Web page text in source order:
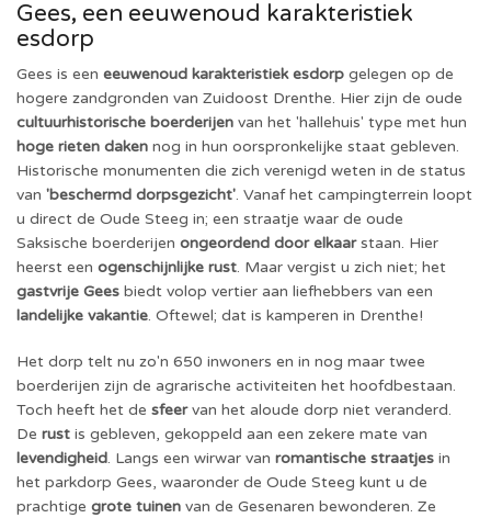
Gees, een eeuwenoud karakteristiek
esdorp
Gees is een eeuwenoud karakteristiek esdorp gelegen op de
hogere zandgronden van Zuidoost Drenthe. Hier zijn de oude
cultuurhistorische boerderijen van het 'hallehuis' type met hun
hoge rieten daken nog in hun oorspronkelijke staat gebleven.
Historische monumenten die zich verenigd weten in de status
van 'beschermd dorpsgezicht'. Vanafhet campingterrein loopt
u direct de Oude Steeg in; een straatje waar de oude
Saksische boerderijen ongeordend door elkaarstaan. Hier
heerst een ogenschijnlijke rust. Maar vergist u zich niet; het
gastvrije Gees biedt volop vertier aan liefhebbers van een
landelijke vakantie. Oftewel; dat is kamperen in Drenthe!
Het dorp telt nu zo'n 650 inwoners en in nog maar twee
boerderijen zijn de agrarische activiteiten het hoofdbestaan.
Toch heeft het de sfeervan het aloude dorp niet veranderd.
De rust is gebleven, gekoppeld aan een zekere mate van
levendigheid. Langs een wirwar van romantische straatjes in
het parkdorp Gees, waaronder de Oude Steeg kunt u de
prachtige grote tuinen van de Gesenaren bewonderen. Ze